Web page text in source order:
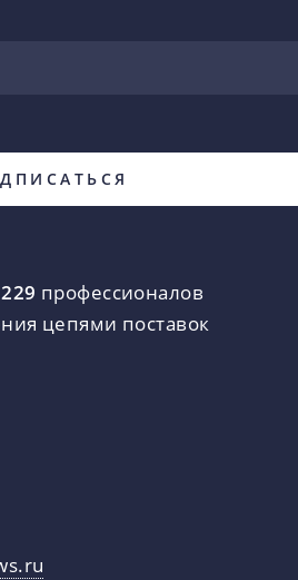
профессионалов
цепями поставок